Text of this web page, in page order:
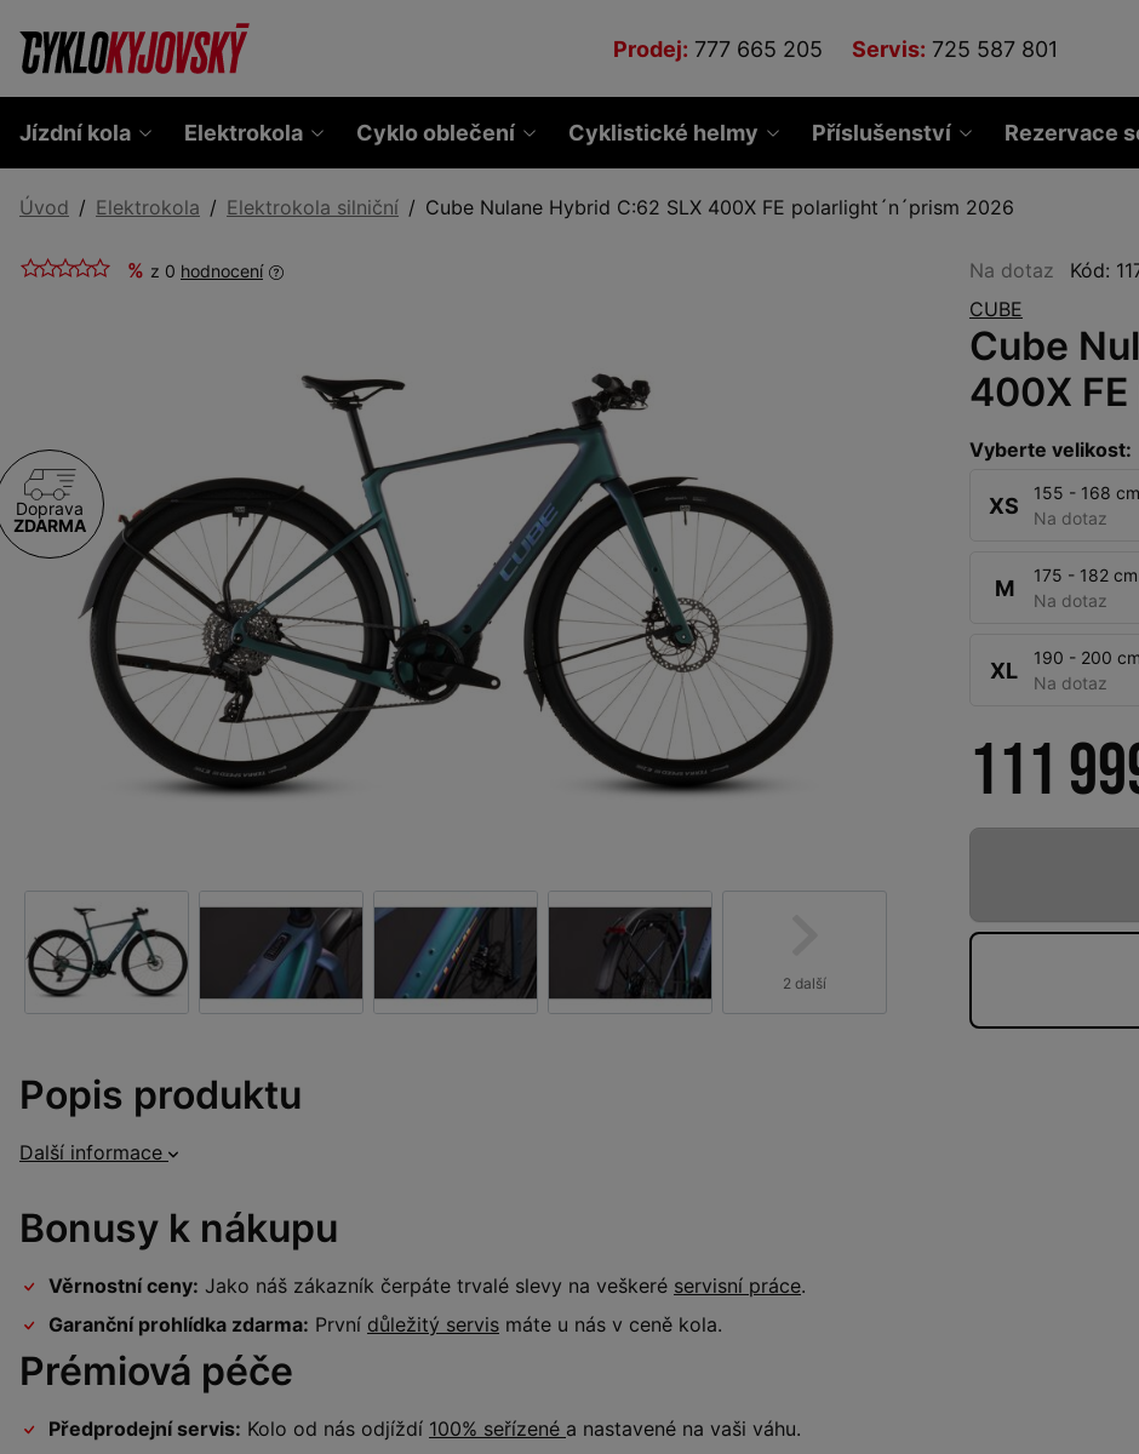
Prodej: 777 665 205 Servis: 725 587 801
Jízdní kola Elektrokola Cyklo oblečení Cyklistické helmy Příslušenství Rezervace
Úvod Elektrokola Elektrokola silniční Cube Nulane Hybrid C:62 SLX 400X FE polarlight´n´prism 2026
% z 0 hodnocení
Doprava
ZDARMA
2 další
Popis produktu
Další informace
Bonusy k nákupu
Věrnostní ceny: Jako náš zákazník čerpáte trvalé slevy na veškeré servisní práce.
Garanční prohlídka zdarma: První důležitý servis máte u nás v ceně kola.
Prémiová péče
Předprodejní servis: Kolo od nás odjíždí 100% seřízené a nastavené na vaši váhu.
Na dotaz
Kód:
CUBE
Cube
400X
Vyberte velikost:
XS
155 - 168 cm
Na dotaz
M
175 - 182 cm
Na dotaz
XL
190 - 200 cm
Na dotaz
111